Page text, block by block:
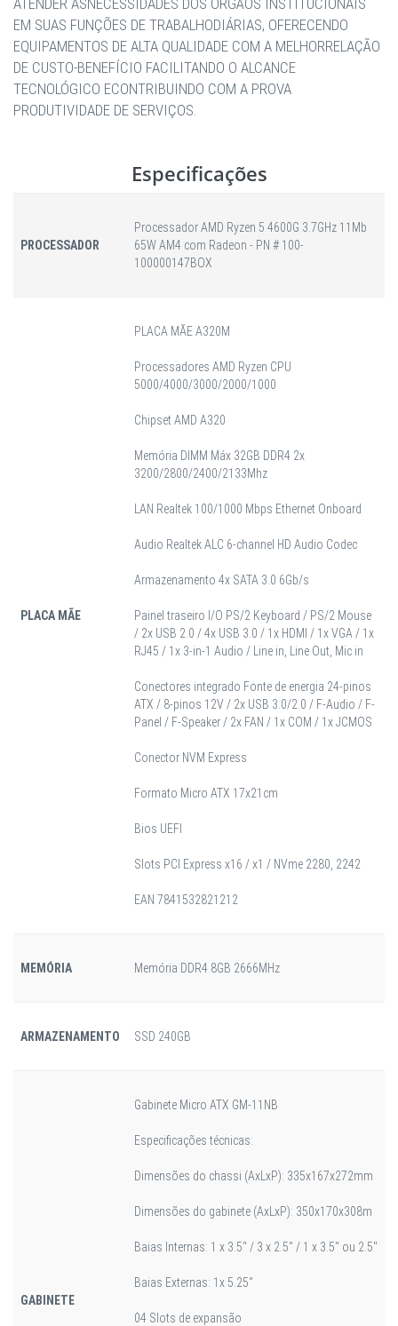
EM SUAS FUNÇÕES DE TRABALHODIÁRIAS, OFERECENDO
EQUIPAMENTOS DE ALTA QUALIDADE COM A MELHORRELAÇÃO
DE CUSTO-BENEFÍCIO FACILITANDO O ALCANCE
TECNOLÓGICO ECONTRIBUINDO COM A PROVA
PRODUTIVIDADE DE SERVIÇOS.
Especificações
PROCESSADOR
Processador AMD Ryzen 5 4600G 3.7GHz 11Mb
65W AM4 com Radeon - PN # 100-
100000147BOX
PLACA MÃE
PLACA MÃE A320M
Processadores AMD Ryzen CPU
5000/4000/3000/2000/1000
Chipset AMD A320
Memória DIMM Máx 32GB DDR4 2x
3200/2800/2400/2133Mhz
LAN Realtek 100/1000 Mbps Ethernet Onboard
Audio Realtek ALC 6-channel HD Audio Codec
Armazenamento 4x SATA 3.0 6Gb/s
Painel traseiro I/O PS/2 Keyboard / PS/2 Mouse
/ 2x USB 2.0 / 4x USB 3.0 / 1x HDMI / 1x VGA / 1x
RJ45 / 1x 3-in-1 Audio / Line in, Line Out, Mic in
Conectores integrado Fonte de energia 24-pinos
ATX / 8-pinos 12V / 2x USB 3.0/2.0 / F-Audio / F-
Panel / F-Speaker / 2x FAN / 1x COM / 1x JCMOS
Conector NVM Express
Formato Micro ATX 17x21cm
Bios UEFI
Slots PCI Express x16 / x1 / NVme 2280, 2242
EAN 7841532821212
MEMÓRIA Memória DDR4 8GB 2666MHz
ARMAZENAMENTO SSD 240GB
GABINETE
Gabinete Micro ATX GM-11NB
Especificações técnicas:
Dimensões do chassi (AxLxP): 335x167x272mm
Dimensões do gabinete (AxLxP): 350x170x308m
Baias Internas: 1 x 3.5" / 3 x 2.5" / 1 x 3.5" ou 2.5"
Baias Externas: 1x 5.25"
04 Slots de expansão